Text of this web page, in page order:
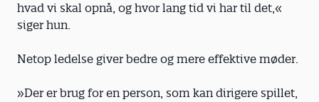
hvad vi skal opnå, og hvor lang tid vi har til det,«
siger hun.
Netop ledelse giver bedre og mere effektive møder.
»Der er brug for en person, som kan dirigere spillet,